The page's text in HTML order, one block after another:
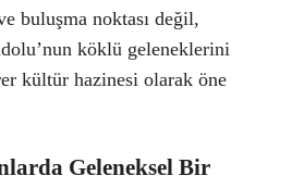
buluşma noktası değil,
köklü geleneklerini
kültür hazinesi olarak öne
Geleneksel Bir